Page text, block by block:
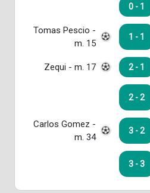
0 - 1
Tomas Pescio -
m. 15
1 - 1
Zequi - m. 17 2 - 1
2 - 2
Carlos Gomez -
m. 34
3 - 2
3 - 3